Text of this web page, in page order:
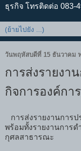
ธุรกิจ โทรติดต่อ 083-
วันพฤหัสบดีที่ 15 ธันวาคม
การส่งรายงา
กิจการองค์กา
การส่งรายงานการ
พร้อมทั้งรายงานการด
กุศลสาธารณะ